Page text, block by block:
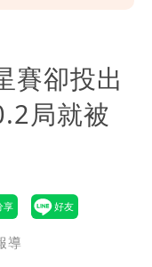
雨量「紅到發
公斤黃金仍
歲兒與老師一
大注意事項快
明「疑點重
賽卻投出
局就被
導